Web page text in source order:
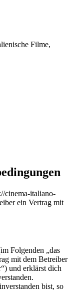
Filme,
cinema-italiano-
ein Vertrag mit
Folgenden „das
mit dem Betreiber
und erklärst dich
bist, so